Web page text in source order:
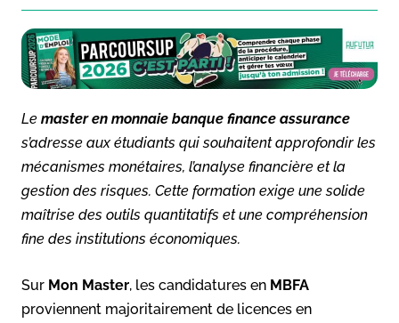
Le master en monnaie banque finance assurance
s’adresse aux étudiants qui souhaitent approfondir les
mécanismes monétaires, l’analyse financière et la
gestion des risques. Cette formation exige une solide
maîtrise des outils quantitatifs et une compréhension
fine des institutions économiques.
Sur Mon Master, les candidatures en MBFA
proviennent majoritairement de licences en